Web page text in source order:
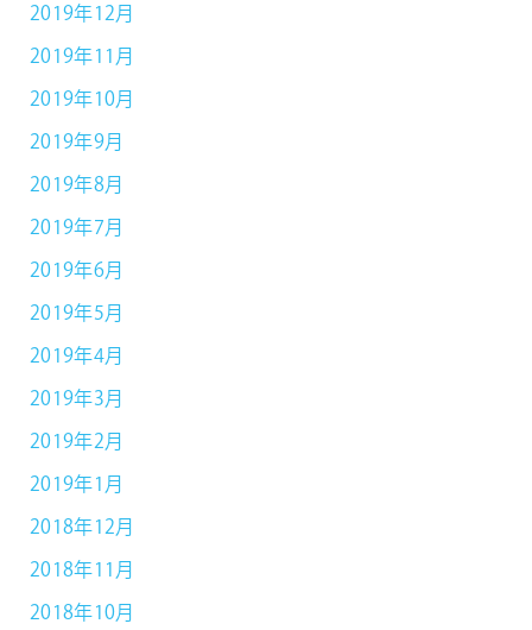
2019年12月
2019年11月
2019年10月
2019年9月
2019年8月
2019年7月
2019年6月
2019年5月
2019年4月
2019年3月
2019年2月
2019年1月
2018年12月
2018年11月
2018年10月